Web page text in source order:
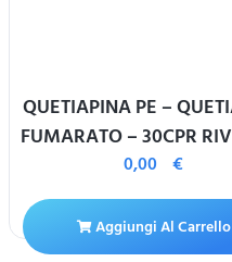
QUETIAPINA PE –
FUMARATO – 30CPR
0,00€
Aggiungi Al Carrello